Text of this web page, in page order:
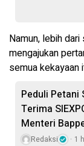
Namun, lebih
mengajukan
semua kekayaan
Peduli Petani
Terima
Menteri
Redaksi 1